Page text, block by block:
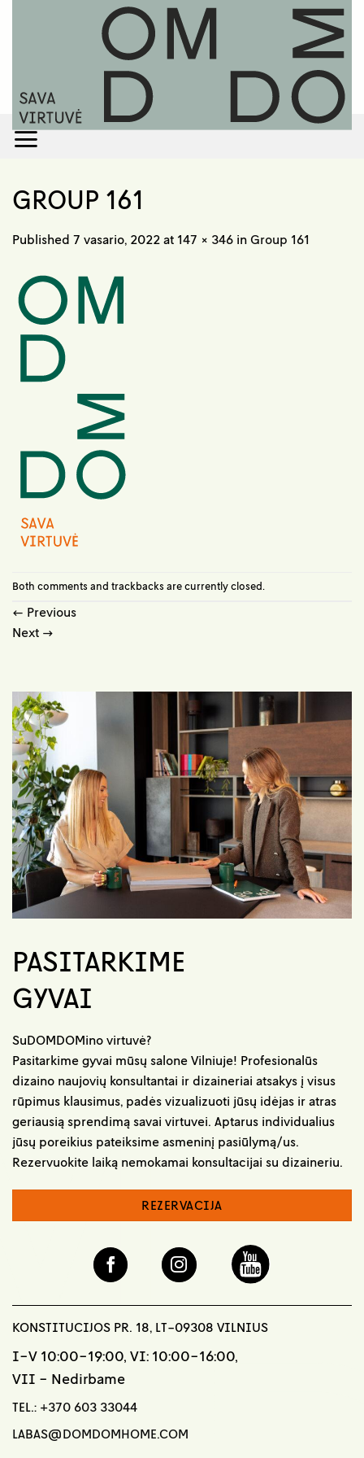
GROUP 161
Published 7 vasario, 2022 at 147 × 346 in Group 161
Both comments and trackbacks are currently closed.
← Previous
Next →
PASITARKIME
GYVAI
SuDOMDOMino virtuvė?
Pasitarkime gyvai mūsų salone Vilniuje! Profesionalūs
dizaino naujovių konsultantai ir dizaineriai atsakys į visus
rūpimus klausimus, padės vizualizuoti jūsų idėjas ir atras
geriausią sprendimą savai virtuvei. Aptarus individualius
jūsų poreikius pateiksime asmeninį pasiūlymą/us.
Rezervuokite laiką nemokamai konsultacijai su dizaineriu.
REZERVACIJA
KONSTITUCIJOS PR. 18, LT-09308 VILNIUS
I-V 10:00-19:00, VI: 10:00-16:00,
VII - Nedirbame
TEL.: +370 603 33044
LABAS@DOMDOMHOME.COM